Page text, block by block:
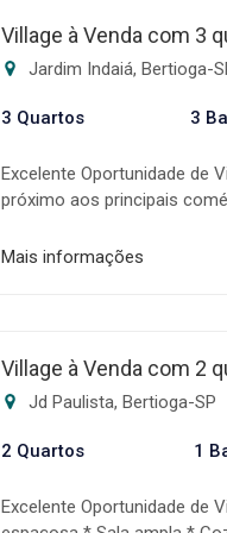
tranquilidade na realização
disponibilidade sujeitos à
Village à Venda com 3
Jardim Indaiá, Bertioga-
3 Quartos 3
Excelente Oportunidade de
próximo aos principais
Banheiros * Área de serviço
negociação, auxiliando
condições e disponibilidade
aviso prévio.
Mais informações
Village à Venda com 2
Jd Paulista, Bertioga-SP
2 Quartos 1
Excelente Oportunidade de